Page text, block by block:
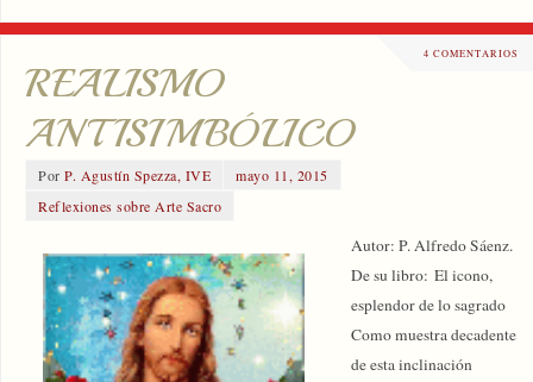
4 COMENTARIOS
REALISMO
ANTISIMBÓLICO
PorP. Agustín Spezza, IVE
mayo 11, 2015
Reflexiones sobre Arte Sacro
Autor: P. Alfredo Sáenz.
De su libro: El icono,
esplendor de lo sagrado
Como muestra decadente
de esta inclinación